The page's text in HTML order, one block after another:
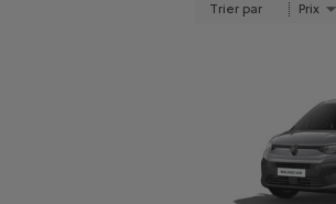
Trier par Prix